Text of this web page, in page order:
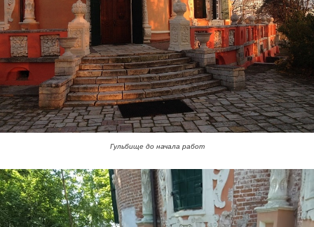
Гульбище до начала работ